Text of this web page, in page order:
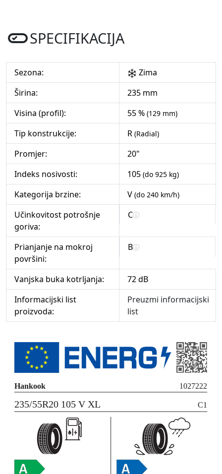
SPECIFIKACIJA
Sezona:
Zima
Širina:
235 mm
Visina (profil):
55 % (129 mm)
Tip konstrukcije: R (Radial)
Promjer:
20"
Indeks nosivosti:
105 (do 925 kg)
Kategorija brzine: V (do 240 km/h)
Učinkovitost potrošnje
goriva:
C
Prianjanje na mokroj
površini:
B
Vanjska buka kotrljanja:
72 dB
Informacijski list
proizvoda:
Preuzmi informacijski
list